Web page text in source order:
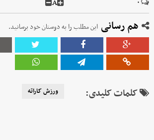
۰ A
هم رسانی این مطلب را به دوستان خود برسانید.
کلمات کلیدی: ورزش کاراته